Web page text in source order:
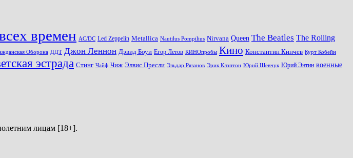
времен AC/DC Led Zeppelin Metallica Nautilus Pompilius Nirvana Queen The Beatles The Rolling
Оборона ДДТ Джон Леннон Дэвид Боуи Егор Летов КИНОпробы Кино Константин Кинчев Курт Кобейн
эстрада Стинг Чайф Чиж Элвис Пресли Эльдар Рязанов Эрик Клэптон Юрий Шевчук Юрий Энтин военные
лицам [18+].